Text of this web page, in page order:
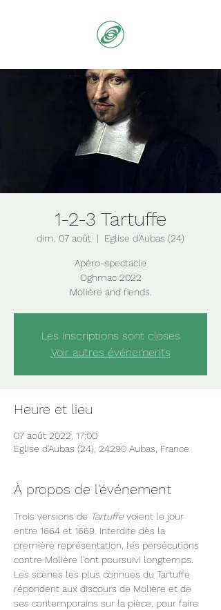
1-2-3 Tartuffe
dim. 07 août
  |
Eglise d'Aubas (24)
Apéro-spectacle
Oghmac 2022
Molière and fiends.
Les inscriptions sont closes
Voir autres événements
Heure et lieu
07 août 2022, 17:00
Eglise d'Aubas (24), 24290 Aubas, France
À propos de l'événement
Trois versions de Tartuffe voient le jour
entre 1664 et 1669. Interdite dès la
première représentation, les persécutions
contre Molière l'ont poursuivi longtemps.
Les scènes les plus connues du Tartuffe
répondent aux discours de Molière et de
ses contemporains sur la pièce, pour faire